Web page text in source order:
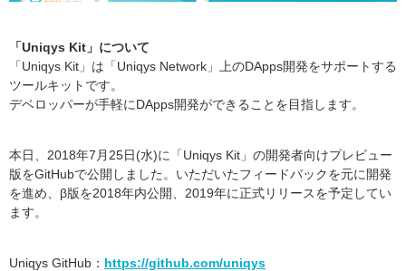
「Uniqys Kit」について
「Uniqys Kit」は「Uniqys Network」上のDApps開発をサポートする
ツールキットです。
デベロッパーが手軽にDApps開発ができることを目指します。
本日、2018年7月25日(水)に「Uniqys Kit」の開発者向けプレビュー
版をGitHubで公開しました。いただいたフィードバックを元に開発
を進め、β版を2018年内公開、2019年に正式リリースを予定してい
ます。
Uniqys GitHub： https://github.com/uniqys